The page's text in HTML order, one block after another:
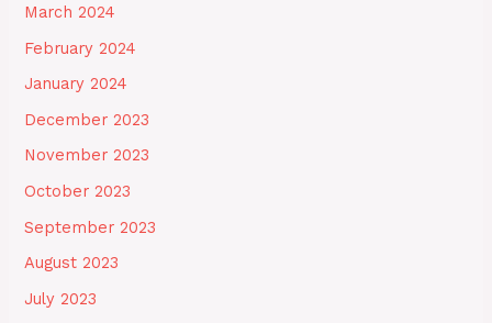
March 2024
February 2024
January 2024
December 2023
November 2023
October 2023
September 2023
August 2023
July 2023